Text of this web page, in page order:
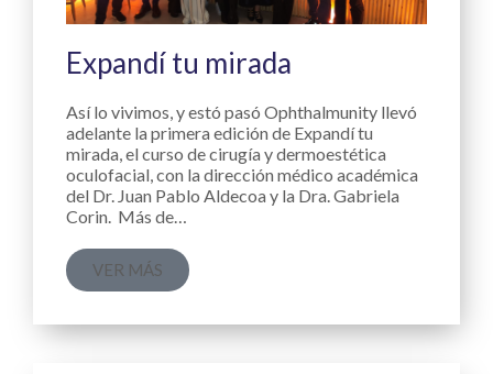
Expandí tu mirada
Así lo vivimos, y estó pasó Ophthalmunity llevó
adelante la primera edición de Expandí tu
mirada, el curso de cirugía y dermoestética
oculofacial, con la dirección médico académica
del Dr. Juan Pablo Aldecoa y la Dra. Gabriela
Corin. Más de…
VER MÁS